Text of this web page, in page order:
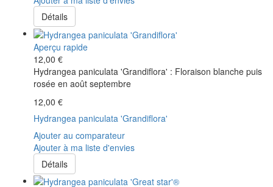
Détails
Aperçu rapide
12,00 €
Hydrangea paniculata 'Grandiflora' : Floraison blanche puis
rosée en août septembre
12,00 €
Hydrangea paniculata 'Grandiflora'
Ajouter au comparateur
Ajouter à ma liste d'envies
Détails